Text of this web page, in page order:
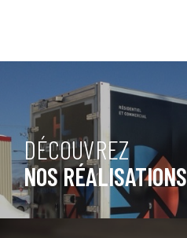
DÉCOUVREZ
NOS RÉALISATIONS